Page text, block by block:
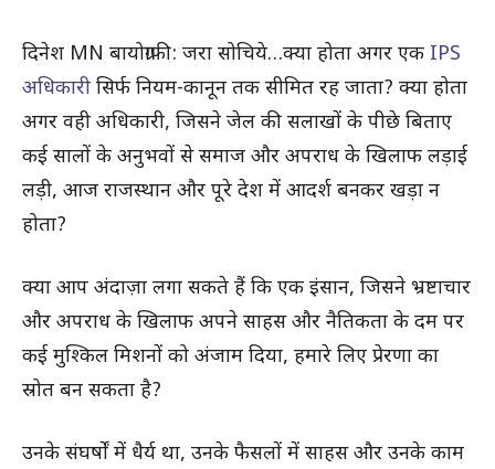
दिनेश MN बायोग्राफी: जरा सोचिये…क्या होता अगर एक IPS
अधिकारी सिर्फ नियम-कानून तक सीमित रह जाता? क्या होता
अगर वही अधिकारी, जिसने जेल की सलाखों के पीछे बिताए
कई सालों के अनुभवों से समाज और अपराध के खिलाफ लड़ाई
लड़ी, आज राजस्थान और पूरे देश में आदर्श बनकर खड़ा न
होता?
क्या आप अंदाज़ा लगा सकते हैं कि एक इंसान, जिसने भ्रष्टाचार
और अपराध के खिलाफ अपने साहस और नैतिकता के दम पर
कई मुश्किल मिशनों को अंजाम दिया, हमारे लिए प्रेरणा का
स्रोत बन सकता है?
उनके संघर्षों में धैर्य था, उनके फैसलों में साहस और उनके काम